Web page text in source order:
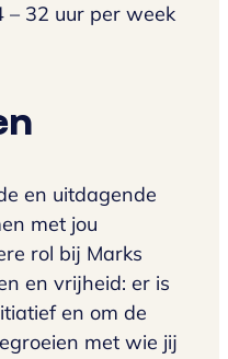
– 32 uur per week
en uitdagende
met jou
rol bij Marks
en vrijheid: er is
en om de
met wie jij